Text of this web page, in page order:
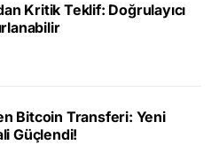
Kritik Teklif: Doğrulayıcı
Bitcoin Transferi: Yeni
Güçlendi!